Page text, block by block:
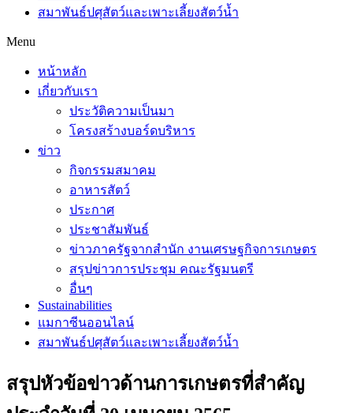
สมาพันธ์ปศุสัตว์และเพาะเลี้ยงสัตว์น้ำ
Menu
หน้าหลัก
เกี่ยวกับเรา
ประวัติความเป็นมา
โครงสร้างบอร์ดบริหาร
ข่าว
กิจกรรมสมาคม
อาหารสัตว์
ประกาศ
ประชาสัมพันธ์
ข่าวภาครัฐจากสำนัก งานเศรษฐกิจการเกษตร
สรุปข่าวการประชุม คณะรัฐมนตรี
อื่นๆ
Sustainabilities
แมกาซีนออนไลน์
สมาพันธ์ปศุสัตว์และเพาะเลี้ยงสัตว์น้ำ
สรุปหัวข้อข่าวด้านการเกษตรที่สำคัญ